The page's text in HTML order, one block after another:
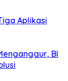
Aplikasi
BI